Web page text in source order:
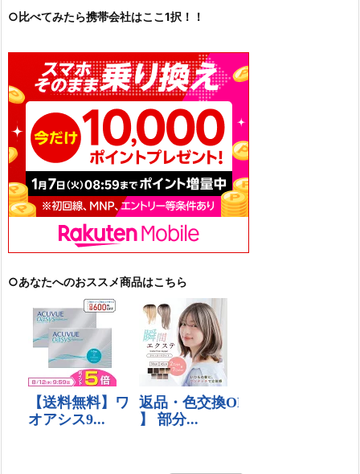
○比べてみたら携帯会社はここ1択！！
○あなたへのおススメ商品はこちら